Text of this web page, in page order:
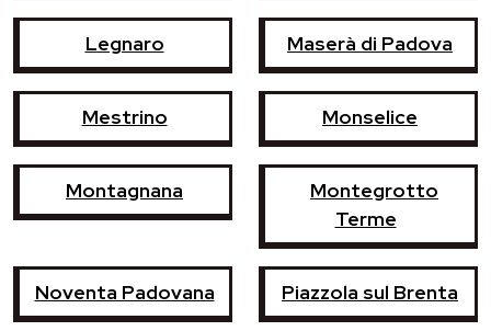
Legnaro Maserà di Padova
Mestrino Monselice
Montagnana
Montegrotto
Terme
Noventa Padovana Piazzola sul Brenta